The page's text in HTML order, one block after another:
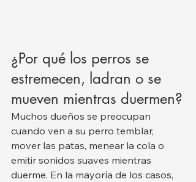
¿Por qué los perros se
estremecen, ladran o se
mueven mientras duermen?
Muchos dueños se preocupan
cuando ven a su perro temblar,
mover las patas, menear la cola o
emitir sonidos suaves mientras
duerme. En la mayoría de los casos,